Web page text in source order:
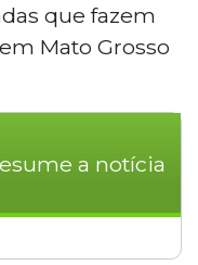
que fazem
Mato Grosso
a notícia